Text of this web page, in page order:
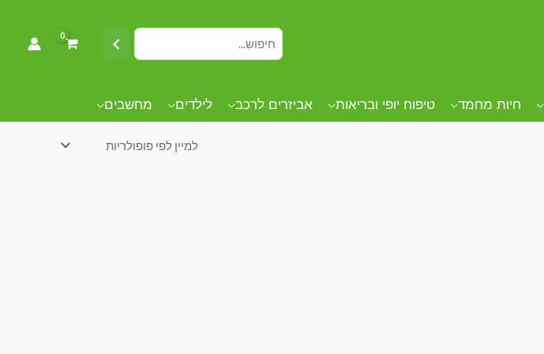
חיות מחמד טיפוח יופי ובריאות אביזרים לרכב לילדים מחשבים